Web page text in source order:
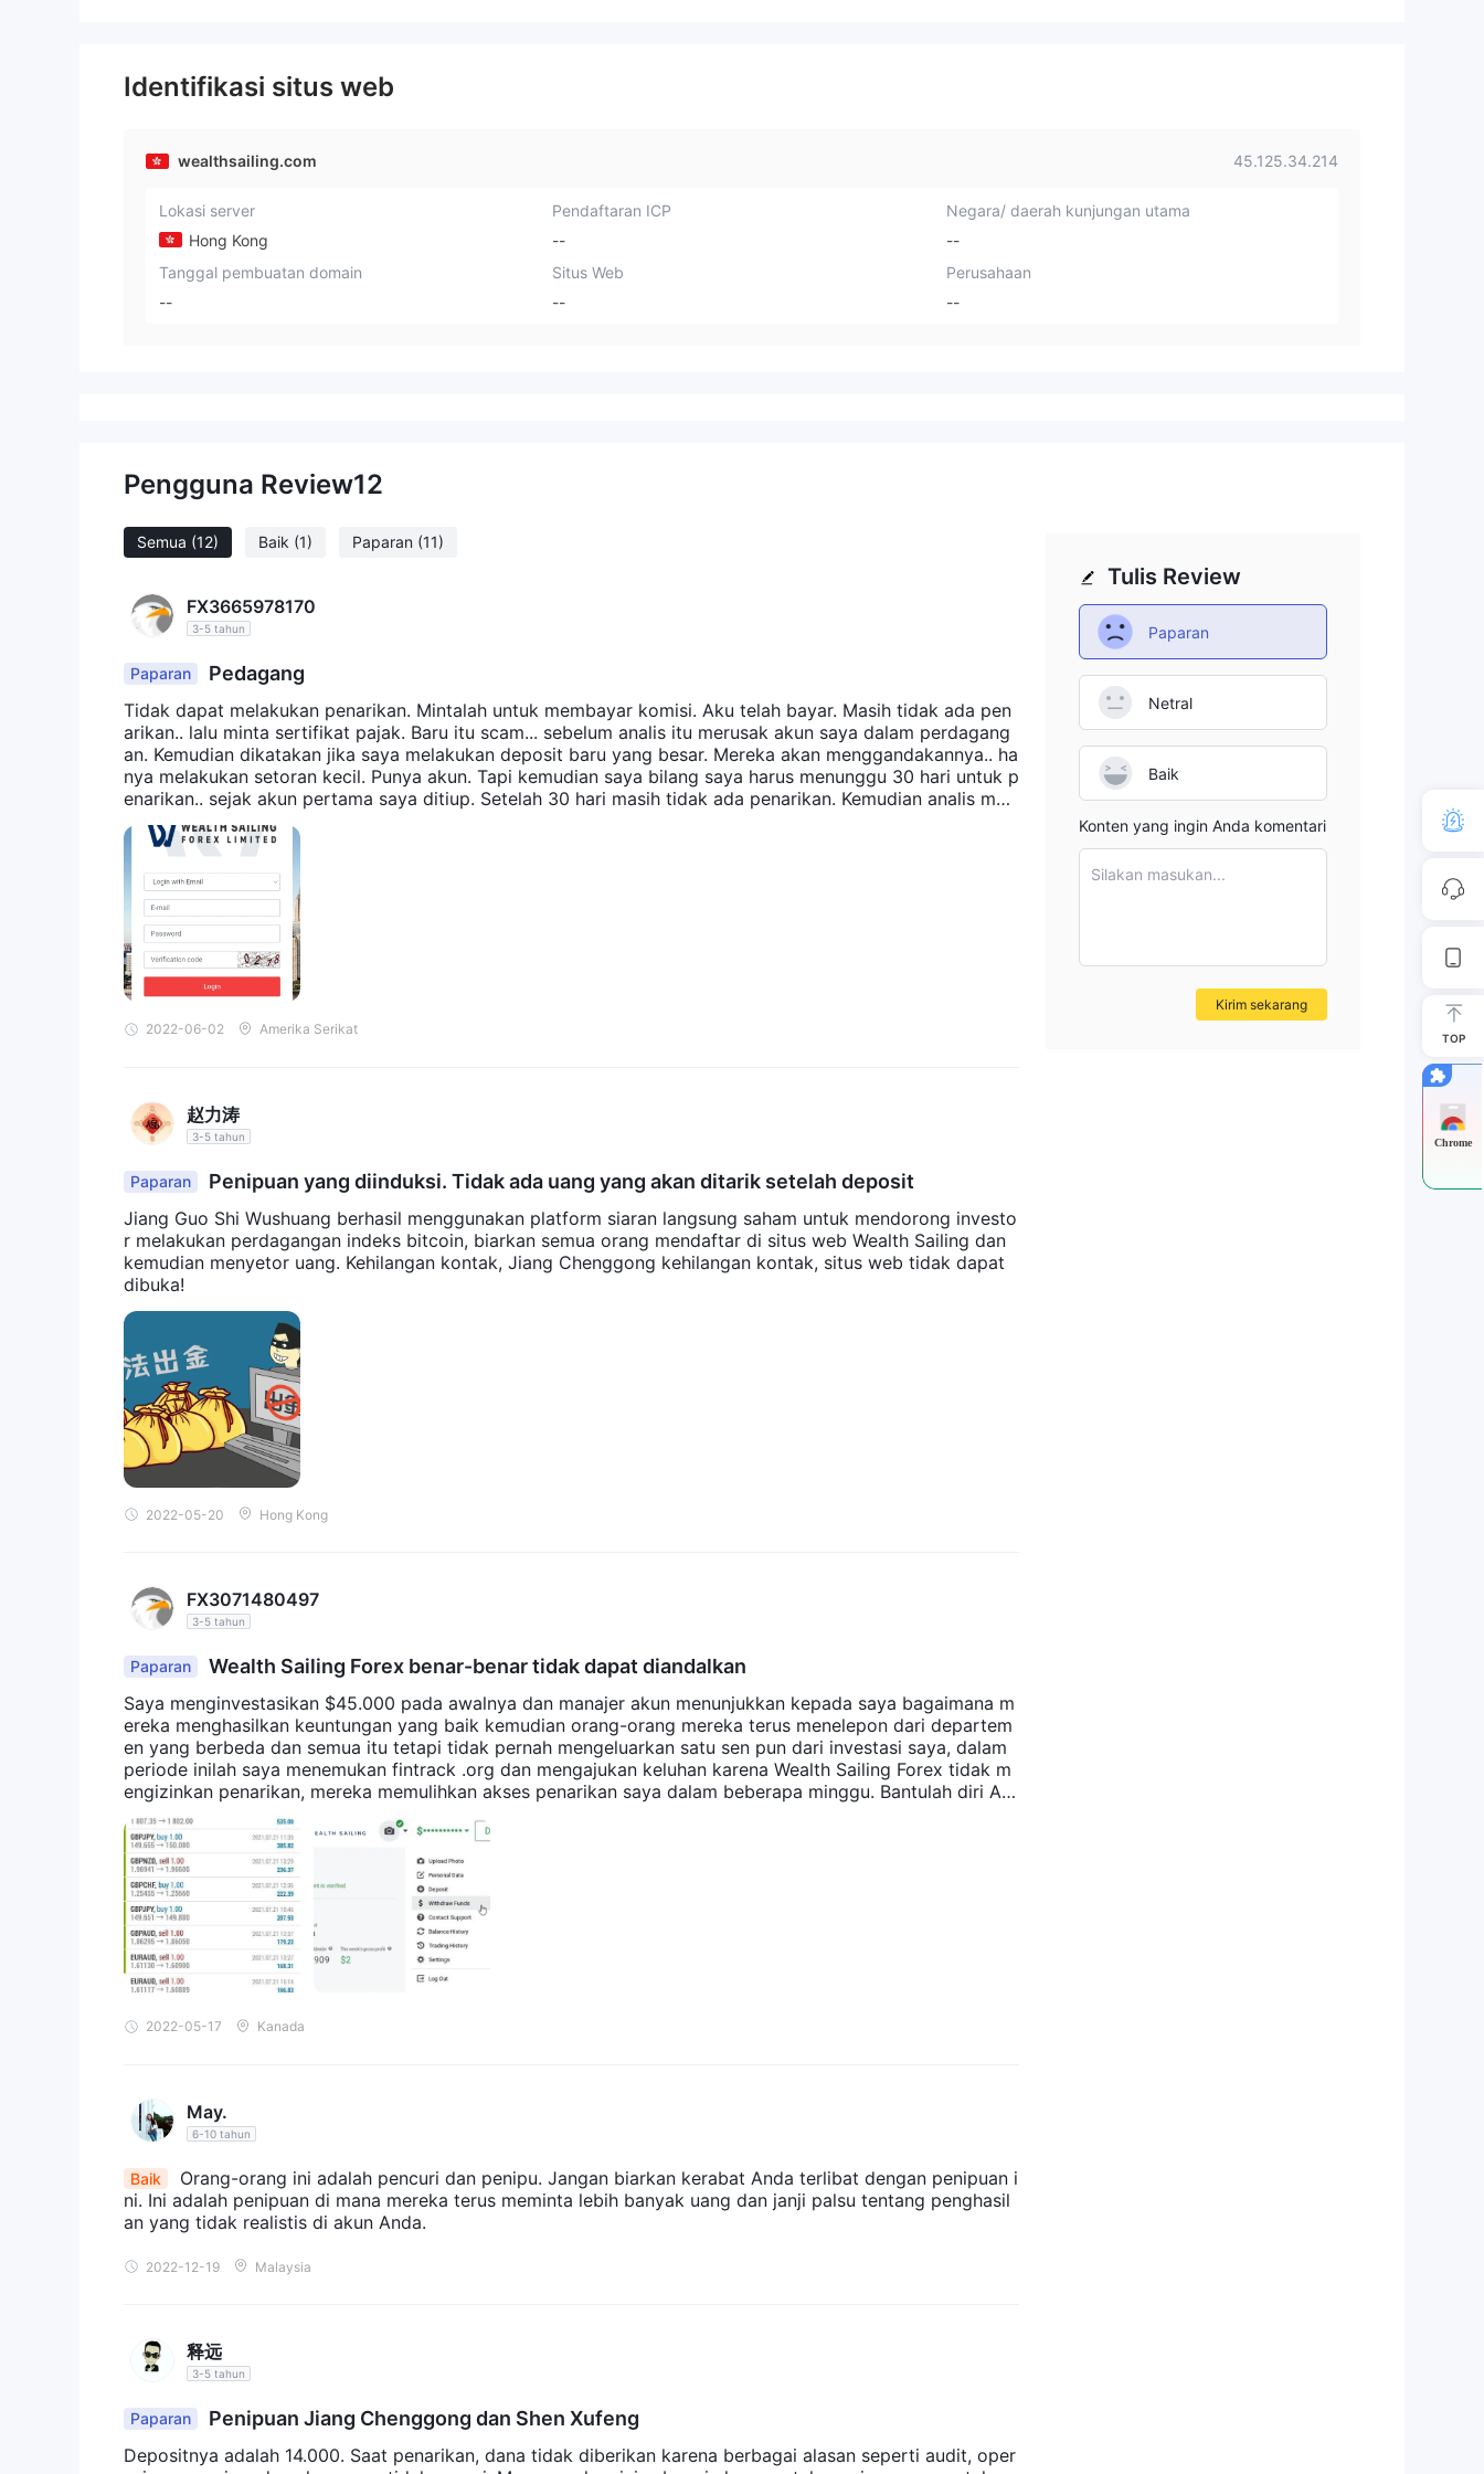
Identifikasi situs web
wealthsailing.com 45.125.34.214
Lokasi server
Hong Kong
Pendaftaran ICP
--
Negara/ daerah kunjungan utama
--
Tanggal pembuatan domain
--
Situs Web
--
Perusahaan
--
Pengguna Review12
Semua (12) Baik (1) Paparan (11)
FX3665978170
3-5 tahun
Paparan Pedagang
Tidak dapat melakukan penarikan. Mintalah untuk membayar komisi. Aku telah bayar. Masih tidak ada pen
arikan.. lalu minta sertifikat pajak. Baru itu scam... sebelum analis itu merusak akun saya dalam perdagang
an. Kemudian dikatakan jika saya melakukan deposit baru yang besar. Mereka akan menggandakannya.. ha
nya melakukan setoran kecil. Punya akun. Tapi kemudian saya bilang saya harus menunggu 30 hari untuk p
enarikan.. sejak akun pertama saya ditiup. Setelah 30 hari masih tidak ada penarikan. Kemudian analis men
ghilang selama 2 minggu tanpa kabar. Kembali lagi nanti. Masih tidak ada penarikan
2022-06-02 Amerika Serikat
赵力涛
3-5 tahun
Paparan Penipuan yang diinduksi. Tidak ada uang yang akan ditarik setelah deposit
Jiang Guo Shi Wushuang berhasil menggunakan platform siaran langsung saham untuk mendorong investo
r melakukan perdagangan indeks bitcoin, biarkan semua orang mendaftar di situs web Wealth Sailing dan
kemudian menyetor uang. Kehilangan kontak, Jiang Chenggong kehilangan kontak, situs web tidak dapat
dibuka!
2022-05-20 Hong Kong
FX3071480497
3-5 tahun
Paparan Wealth Sailing Forex benar-benar tidak dapat diandalkan
Saya menginvestasikan $45.000 pada awalnya dan manajer akun menunjukkan kepada saya bagaimana m
ereka menghasilkan keuntungan yang baik kemudian orang-orang mereka terus menelepon dari departem
en yang berbeda dan semua itu tetapi tidak pernah mengeluarkan satu sen pun dari investasi saya, dalam
periode inilah saya menemukan fintrack .org dan mengajukan keluhan karena Wealth Sailing Forex tidak m
engizinkan penarikan, mereka memulihkan akses penarikan saya dalam beberapa minggu. Bantulah diri An
da sendiri. Jauhi perusahaan ini.
2022-05-17 Kanada
May.
6-10 tahun
Baik
Orang-orang ini adalah pencuri dan penipu. Jangan biarkan kerabat Anda terlibat dengan penipuan i
ni. Ini adalah penipuan di mana mereka terus meminta lebih banyak uang dan janji palsu tentang penghasil
an yang tidak realistis di akun Anda.
2022-12-19 Malaysia
释远
3-5 tahun
Paparan Penipuan Jiang Chenggong dan Shen Xufeng
Depositnya adalah 14.000. Saat penarikan, dana tidak diberikan karena berbagai alasan seperti audit, oper
Tulis Review
Paparan
Netral
Baik
Konten yang ingin Anda komentari
Silakan masukan...
Kirim sekarang
TOP
Chrome